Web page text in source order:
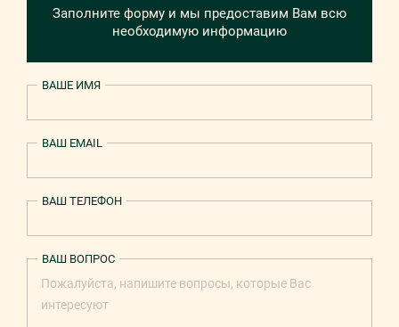
Заполните форму и мы предоставим Вам всю
необходимую информацию
ВАШЕ ИМЯ
ВАШ EMAIL
ВАШ ТЕЛЕФОН
ВАШ ВОПРОС